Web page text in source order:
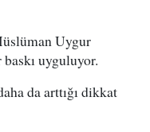
Uygur
uyguluyor.
da arttığı dikkat